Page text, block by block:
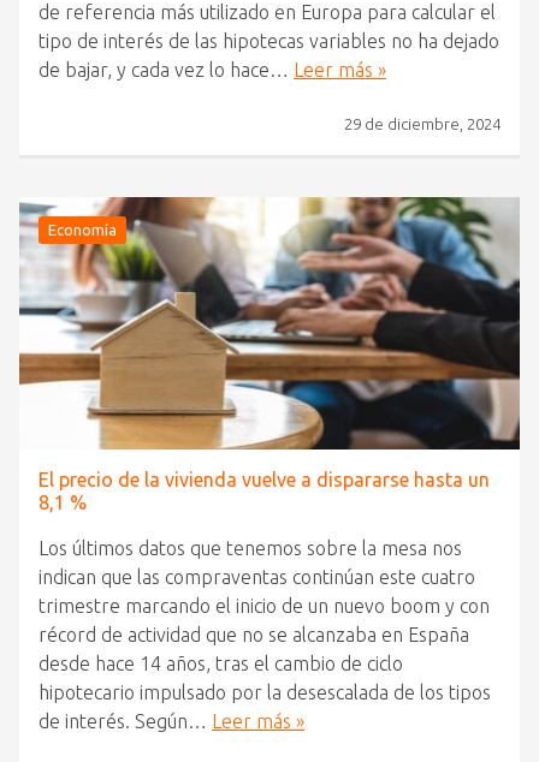
de referencia más utilizado en Europa para calcular el
tipo de interés de las hipotecas variables no ha dejado
de bajar, y cada vez lo hace… Leer más »
29 de diciembre, 2024
Economía
El precio de la vivienda vuelve a dispararse hasta un
8,1 %
Los últimos datos que tenemos sobre la mesa nos
indican que las compraventas continúan este cuatro
trimestre marcando el inicio de un nuevo boom y con
récord de actividad que no se alcanzaba en España
desde hace 14 años, tras el cambio de ciclo
hipotecario impulsado por la desescalada de los tipos
de interés. Según… Leer más »